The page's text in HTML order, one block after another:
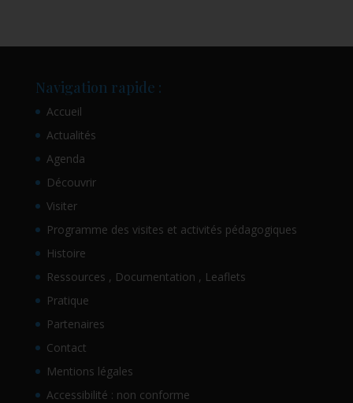
Navigation rapide :
Accueil
Actualités
Agenda
Découvrir
Visiter
Programme des visites et activités pédagogiques
Histoire
Ressources , Documentation , Leaflets
Pratique
Partenaires
Contact
Mentions légales
Accessibilité : non conforme